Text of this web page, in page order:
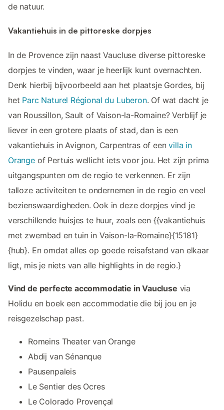
de natuur.
Vakantiehuis in de pittoreske dorpjes
In de Provence zijn naast Vaucluse diverse pittoreske
dorpjes te vinden, waar je heerlijk kunt overnachten.
Denk hierbij bijvoorbeeld aan het plaatsje Gordes, bij
het Parc Naturel Régional du Luberon. Of wat dacht je
van Roussillon, Sault of Vaison-la-Romaine? Verblijf je
liever in een grotere plaats of stad, dan is een
vakantiehuis in Avignon, Carpentras of eenvilla in
Orangeof Pertuis wellicht iets voor jou. Het zijn prima
uitgangspunten om de regio te verkennen. Er zijn
talloze activiteiten te ondernemen in de regio en veel
bezienswaardigheden. Ook in deze dorpjes vind je
verschillende huisjes te huur, zoals een {{vakantiehuis
met zwembad en tuin in Vaison-la-Romaine}{15181}
{hub}. En omdat alles op goede reisafstand van elkaar
ligt, mis je niets van alle highlights in de regio.}
Vind de perfecte accommodatie in Vaucluse via
Holidu en boek een accommodatie die bij jou en je
reisgezelschap past.
Romeins Theater van Orange
Abdij van Sénanque
Pausenpaleis
Le Sentier des Ocres
Le Colorado Provençal